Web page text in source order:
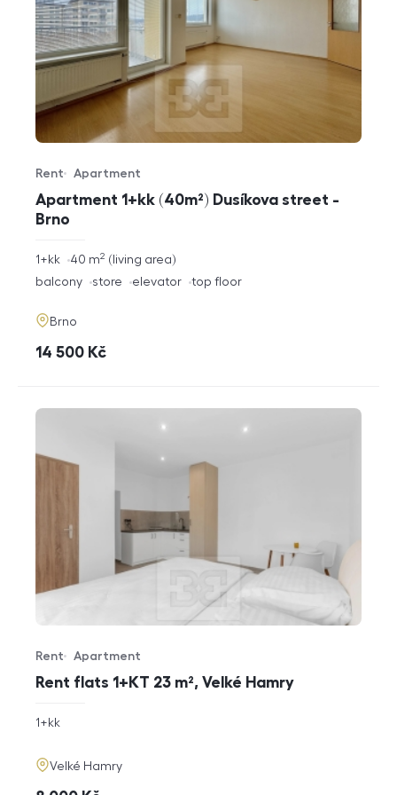
Apartment 1+kk (40m²) Dusíkova street -
Brno
Offer type
Rent
Property type
Apartment
rozměry
1+kk living area
40 m2
funkce
balcony store elevator top floor
adresa
Brno
cena
14 500 Kč
Rent flats 1+KT 23 m², Velké Hamry
Offer type
Rent
Property type
Apartment
rozměry
1+kk
adresa
Velké Hamry